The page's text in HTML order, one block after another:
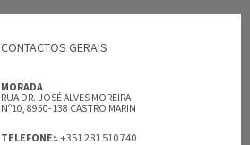
CONTACTOS GERAIS
MORADA
RUA DR. JOSÉ ALVES MOREIRA
Nº10, 8950-138 CASTRO MARIM
TELEFONE:.+351 281 510 740